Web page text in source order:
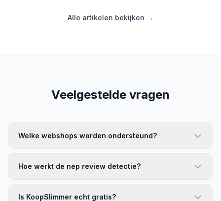
Alle artikelen bekijken →
Veelgestelde vragen
Welke webshops worden ondersteund?
Hoe werkt de nep review detectie?
Is KoopSlimmer echt gratis?